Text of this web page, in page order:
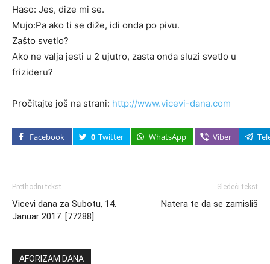
Haso: Jes, dize mi se.
Mujo:Pa ako ti se diže, idi onda po pivu.
Zašto svetlo?
Ako ne valja jesti u 2 ujutro, zasta onda sluzi svetlo u
frizideru?
Pročitajte još na strani: http://www.vicevi-dana.com
Facebook 0 Twitter WhatsApp Viber
Prethodni tekst
Vicevi dana za Subotu, 14.
Januar 2017. [77288]
Sledeći tekst
Natera te da se zamisliš
AFORIZAM DANA